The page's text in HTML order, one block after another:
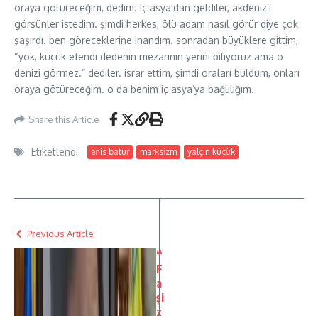
oraya götüreceğim, dedim. iç asya’dan geldiler, akdeniz’i
görsünler istedim. şimdi herkes, ölü adam nasıl görür diye çok
şaşırdı. ben göreceklerine inandım. sonradan büyüklere gittim,
“yok, küçük efendi dedenin mezarının yerini biliyoruz ama o
denizi görmez.” dediler. israr ettim, şimdi oraları buldum, onları
oraya götüreceğim. o da benim iç asya’ya bağlılığım.
Share this Article
Etiketlendi: enis batur marksizm yalçın küçük
Previous Article
“
F
a
şi
z